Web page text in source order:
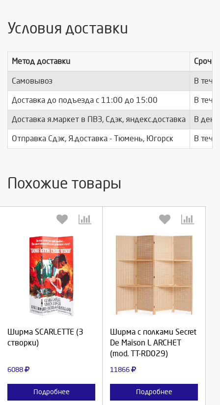
Условия доставки
Метод доставки
Самовывоз В
Доставка до подъезда c 11:00 до 15:00 В
Доставка я.маркет в ПВЗ, Сдэк, яндекс.доставка В день
Отправка Сдэк, Я.доставка - Тюмень, Югорск В
Похожие товары
Ширма SCARLETTE (3
створки)
6088
Подробнее
Выберите количество:
Продолжить
Ширма с полками Secret
De Maison L ARCHET
(mod. TT-RD029)
11866
Подробнее
Выберите количество:
Продолжить
Отмена